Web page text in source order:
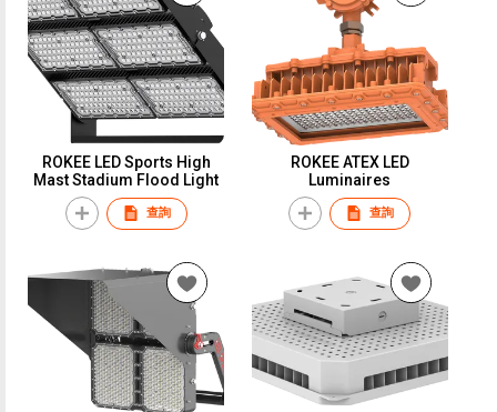
ROKEE LED Sports High
Mast Stadium Flood Light
查詢
ROKEE ATEX LED
Luminaires
查詢